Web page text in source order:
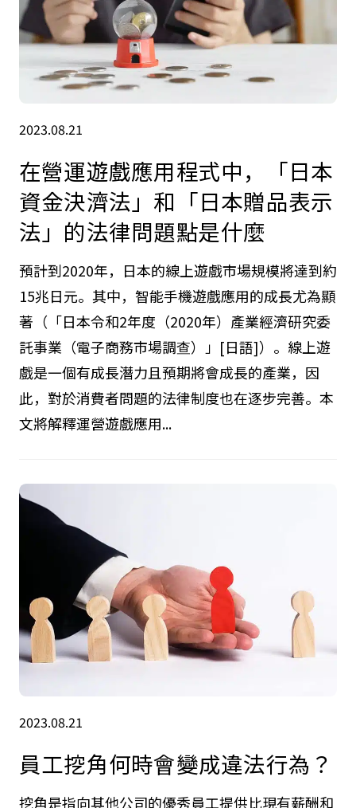
2023.08.21
在營運遊戲應用程式中，「日本
資金決濟法」和「日本贈品表示
法」的法律問題點是什麼
預計到2020年，日本的線上遊戲市場規模將達到約
15兆日元。其中，智能手機遊戲應用的成長尤為顯
著（「日本令和2年度（2020年）產業經濟研究委
託事業（電子商務市場調查）」[日語]）。線上遊
戲是一個有成長潛力且預期將會成長的產業，因
此，對於消費者問題的法律制度也在逐步完善。本
文將解釋運營遊戲應用...
2023.08.21
員工挖角何時會變成違法行為？
挖角是指向其他公司的優秀員工提供比現有薪酬和